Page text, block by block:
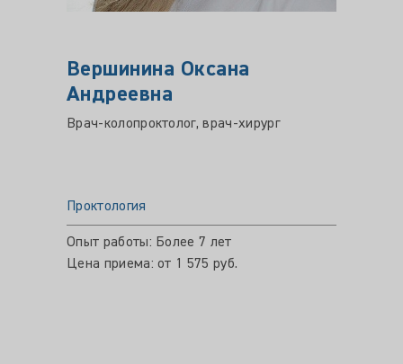
Вершинина Оксана
Андреевна
Врач-колопроктолог, врач-хирург
Проктология
Опыт работы: Более 7 лет
Цена приема: от 1 575 руб.